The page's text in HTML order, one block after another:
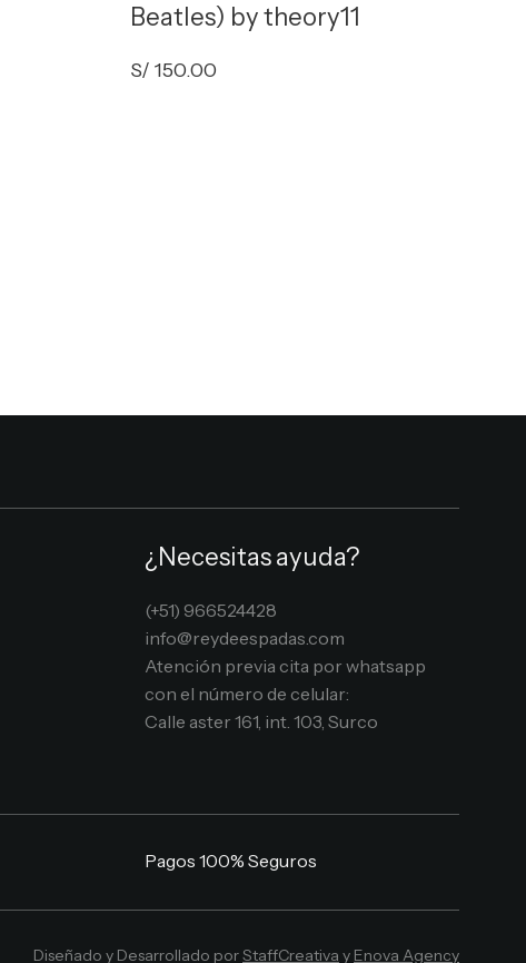
Beatles) by theory11
S/ 150.00
¿Necesitas ayuda?
(+51) 966524428
info@reydeespadas.com
Atención previa cita por whatsapp
con el número de celular:
Calle aster 161, int. 103, Surco
Pagos 100% Seguros
Diseñado y Desarrollado porStaffCreativa y Enova Agency